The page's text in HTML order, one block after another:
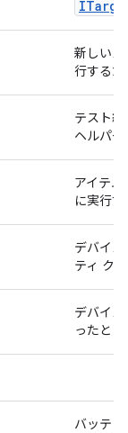
新しい
行する
テスト
ヘルパ
アイテ
に実行
デバイ
ティ ク
デバイ
ったと
バッテ